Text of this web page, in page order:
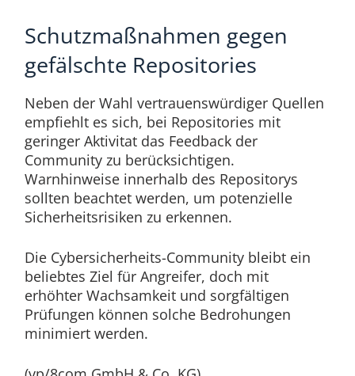
Schutzmaßnahmen gegen
gefälschte Repositories
Neben der Wahl vertrauenswürdiger Quellen
empfiehlt es sich, bei Repositories mit
geringer Aktivitat das Feedback der
Community zu berücksichtigen.
Warnhinweise innerhalb des Repositorys
sollten beachtet werden, um potenzielle
Sicherheitsrisiken zu erkennen.
Die Cybersicherheits-Community bleibt ein
beliebtes Ziel für Angreifer, doch mit
erhöhter Wachsamkeit und sorgfältigen
Prüfungen können solche Bedrohungen
minimiert werden.